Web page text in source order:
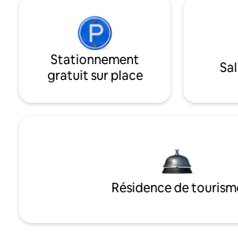
Stationnement
gratuit sur place
Résidence de